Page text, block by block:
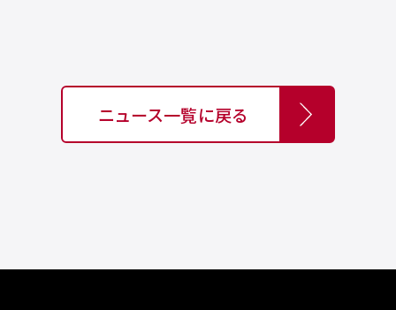
ニュース一覧に戻る